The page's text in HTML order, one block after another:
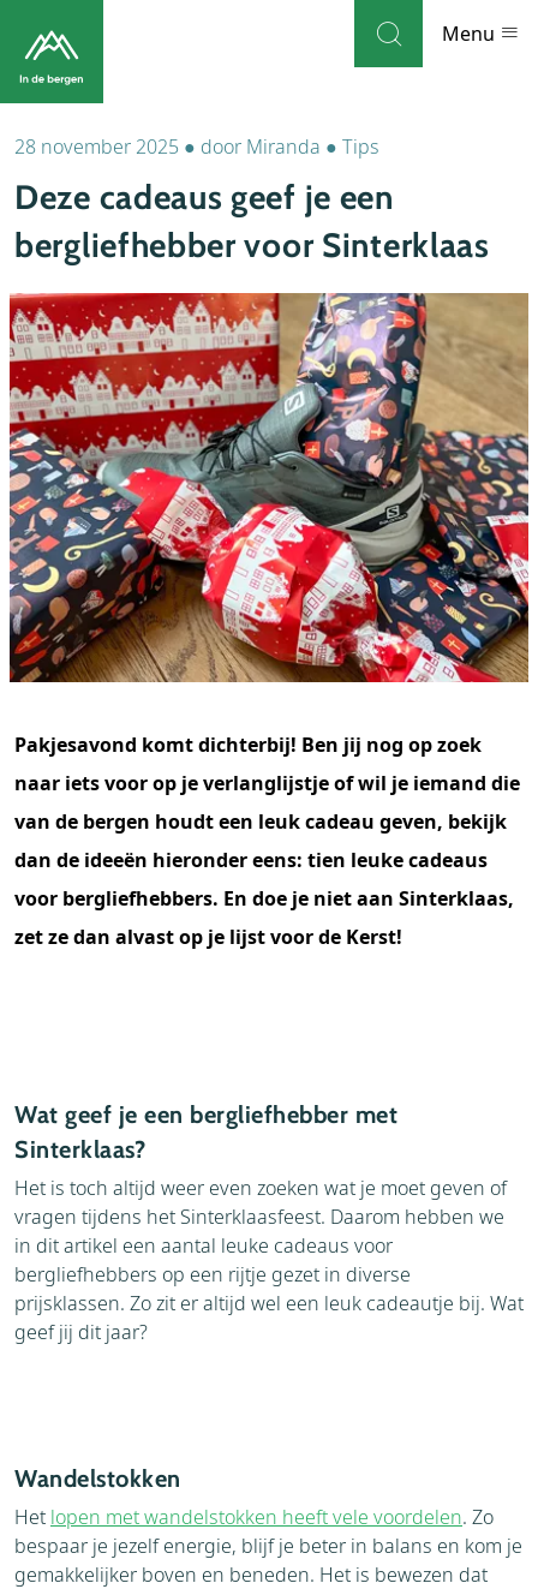
Menu
Bestemmingen
Weblog
Accommodaties
Thema's
Bezienswaardigheden
Tips
28 november 2025 ● door Miranda ● Tips
Deze cadeaus geef je een
bergliefhebber voor Sinterklaas
Pakjesavond komt dichterbij! Ben jij nog op zoek
naar iets voor op je verlanglijstje of wil je iemand die
van de bergen houdt een leuk cadeau geven, bekijk
dan de ideeën hieronder eens: tien leuke cadeaus
voor bergliefhebbers. En doe je niet aan Sinterklaas,
zet ze dan alvast op je lijst voor de Kerst!
Wat geef je een bergliefhebber met
Sinterklaas?
Het is toch altijd weer even zoeken wat je moet geven of
vragen tijdens het Sinterklaasfeest. Daarom hebben we
in dit artikel een aantal leuke cadeaus voor
bergliefhebbers op een rijtje gezet in diverse
prijsklassen. Zo zit er altijd wel een leuk cadeautje bij. Wat
geef jij dit jaar?
Wandelstokken
Het lopen met wandelstokken heeft vele voordelen. Zo
bespaar je jezelf energie, blijf je beter in balans en kom je
gemakkelijker boven en beneden. Het is bewezen dat